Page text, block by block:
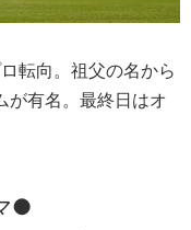
転向。祖父の名から
が有名。最終日はオ
●